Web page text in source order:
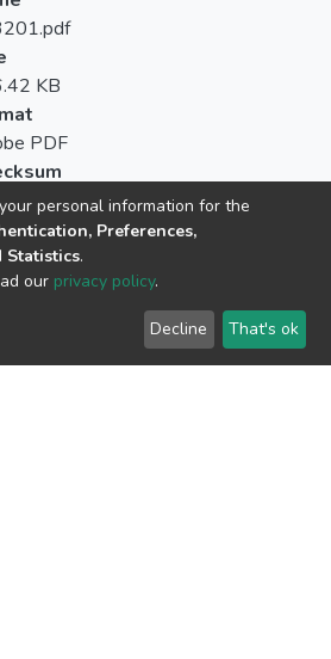
KB
PDF
personal information for the
Preferences,
Statistics.
our privacy policy.
Decline That's ok